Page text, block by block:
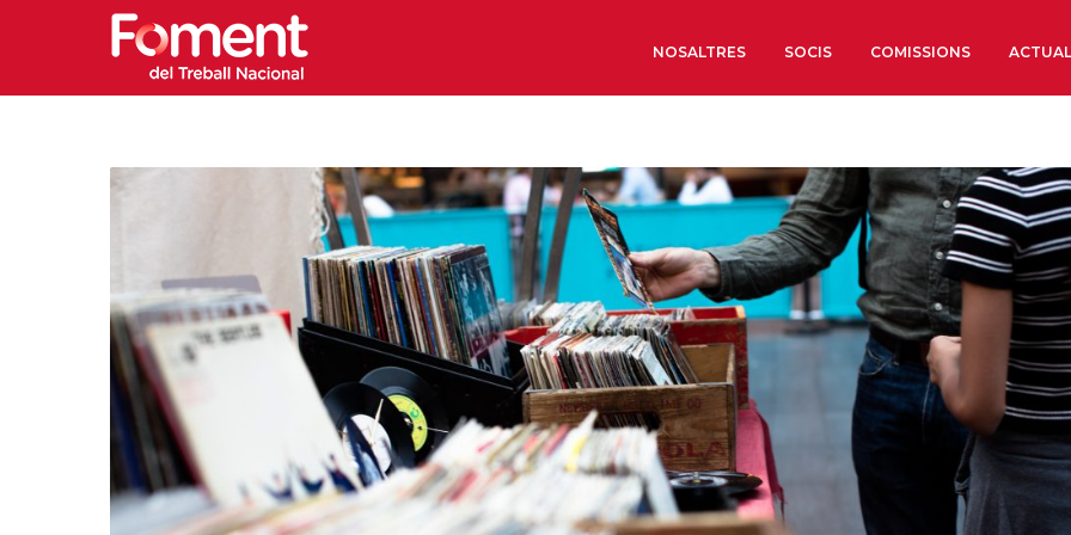
NOSALTRES
Òrgans de Govern
Òrgans Consultius
Estructura Executiva
Institut d’Estudis
Societat Barcelonesa
Econòmics i Socials
Organitzacions
Organitzacions
Coneix més
SOCIS COMISSIONS